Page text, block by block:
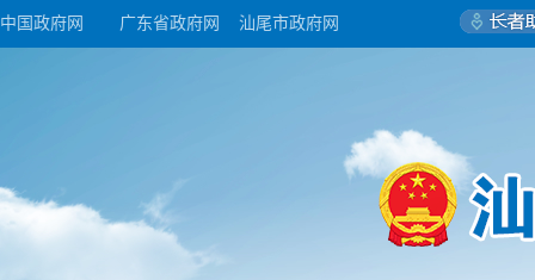
中国政府网 广东省政府网 汕尾市政府网